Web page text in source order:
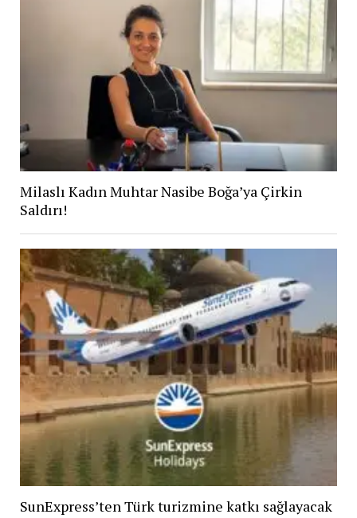
Milaslı Kadın Muhtar Nasibe Boğa’ya Çirkin
Saldırı!
SunExpress’ten Türk turizmine katkı sağlayacak